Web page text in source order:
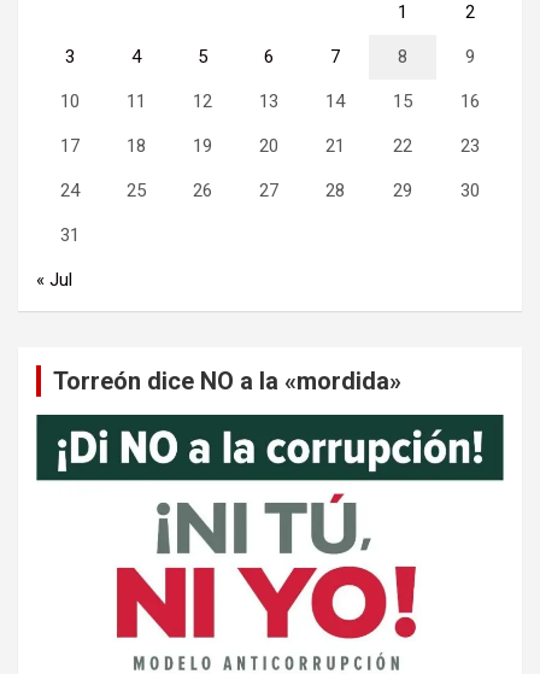
1 2
3 4 5 6 7 8 9
10 11 12 13 14 15 16
17 18 19 20 21 22 23
24 25 26 27 28 29 30
31
« Jul
Torreón dice NO a la «mordida»